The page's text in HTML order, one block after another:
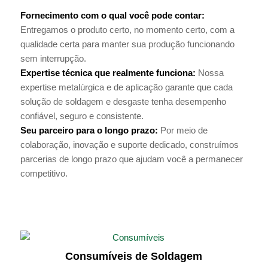
Fornecimento com o qual você pode contar:
Entregamos o produto certo, no momento certo, com a
qualidade certa para manter sua produção funcionando
sem interrupção.
Expertise técnica que realmente funciona: Nossa
expertise metalúrgica e de aplicação garante que cada
solução de soldagem e desgaste tenha desempenho
confiável, seguro e consistente.
Seu parceiro para o longo prazo: Por meio de
colaboração, inovação e suporte dedicado, construímos
parcerias de longo prazo que ajudam você a permanecer
competitivo.
Consumíveis de Soldagem